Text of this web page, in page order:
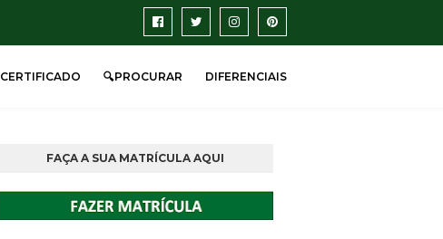
CERTIFICADO 🔍PROCURAR DIFERENCIAIS
FAÇA A SUA MATRÍCULA AQUI